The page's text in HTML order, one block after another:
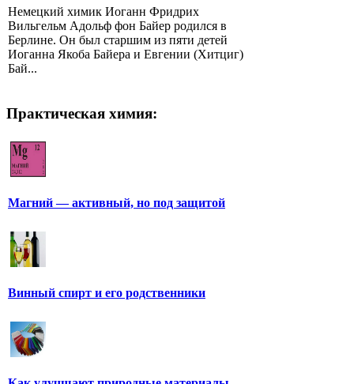
Немецкий химик Иоганн Фридрих
Вильгельм Адольф фон Байер родился в
Берлине. Он был старшим из пяти детей
Иоганна Якоба Байера и Евгении (Хитциг)
Бай...
Практическая химия:
Магний — активный, но под защитой
Винный спирт и его родственники